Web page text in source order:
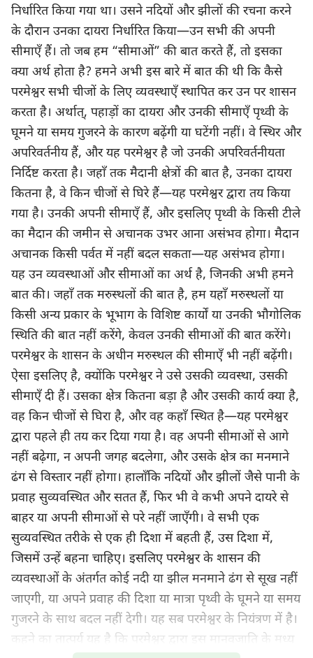
निर्धारित किया गया था। उसने नदियों और झीलों की रचना करने
के दौरान उनका दायरा निर्धारित किया—उन सभी की अपनी
सीमाएँ हैं। तो जब हम “सीमाओं” की बात करते हैं, तो इसका
क्या अर्थ होता है? हमने अभी इस बारे में बात की थी कि कैसे
परमेश्वर सभी चीजों के लिए व्यवस्थाएँ स्थापित कर उन पर शासन
करता है। अर्थात्, पहाड़ों का दायरा और उनकी सीमाएँ पृथ्वी के
घूमने या समय गुजरने के कारण बढ़ेंगी या घटेंगी नहीं। वे स्थिर और
अपरिवर्तनीय हैं, और यह परमेश्वर है जो उनकी अपरिवर्तनीयता
निर्दिष्ट करता है। जहाँ तक मैदानी क्षेत्रों की बात है, उनका दायरा
कितना है, वे किन चीजों से घिरे हैं—यह परमेश्वर द्वारा तय किया
गया है। उनकी अपनी सीमाएँ हैं, और इसलिए पृथ्वी के किसी टीले
का मैदान की जमीन से अचानक उभर आना असंभव होगा। मैदान
अचानक किसी पर्वत में नहीं बदल सकता—यह असंभव होगा।
यह उन व्यवस्थाओं और सीमाओं का अर्थ है, जिनकी अभी हमने
बात की। जहाँ तक मरुस्थलों की बात है, हम यहाँ मरुस्थलों या
किसी अन्य प्रकार के भूभाग के विशिष्ट कार्यों या उनकी भौगोलिक
स्थिति की बात नहीं करेंगे, केवल उनकी सीमाओं की बात करेंगे।
परमेश्वर के शासन के अधीन मरुस्थल की सीमाएँ भी नहीं बढ़ेंगी।
ऐसा इसलिए है, क्योंकि परमेश्वर ने उसे उसकी व्यवस्था, उसकी
सीमाएँ दी हैं। उसका क्षेत्र कितना बड़ा है और उसकी कार्य क्या है,
वह किन चीजों से घिरा है, और वह कहाँ स्थित है—यह परमेश्वर
द्वारा पहले ही तय कर दिया गया है। वह अपनी सीमाओं से आगे
नहीं बढ़ेगा, न अपनी जगह बदलेगा, और उसके क्षेत्र का मनमाने
ढंग से विस्तार नहीं होगा। हालाँकि नदियों और झीलों जैसे पानी के
प्रवाह सुव्यवस्थित और सतत हैं, फिर भी वे कभी अपने दायरे से
बाहर या अपनी सीमाओं से परे नहीं जाएँगी। वे सभी एक
सुव्यवस्थित तरीके से एक ही दिशा में बहती हैं, उस दिशा में,
जिसमें उन्हें बहना चाहिए। इसलिए परमेश्वर के शासन की
व्यवस्थाओं के अंतर्गत कोई नदी या झील मनमाने ढंग से सूख नहीं
जाएगी, या अपने प्रवाह की दिशा या मात्रा पृथ्वी के घूमने या समय
गुजरने के साथ बदल नहीं देगी। यह सब परमेश्वर के नियंत्रण में है।
कहने का तात्पर्य यह है कि परमेश्वर द्वारा इस मानवजाति के मध्य